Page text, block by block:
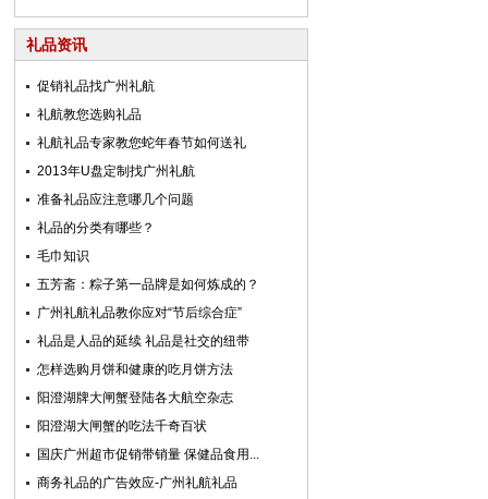
礼品资讯
促销礼品找广州礼航
礼航教您选购礼品
礼航礼品专家教您蛇年春节如何送礼
2013年U盘定制找广州礼航
准备礼品应注意哪几个问题
礼品的分类有哪些？
毛巾知识
五芳斋：粽子第一品牌是如何炼成的？
广州礼航礼品教你应对“节后综合症”
礼品是人品的延续 礼品是社交的纽带
怎样选购月饼和健康的吃月饼方法
阳澄湖牌大闸蟹登陆各大航空杂志
阳澄湖大闸蟹的吃法千奇百状
国庆广州超市促销带销量 保健品食用...
商务礼品的广告效应-广州礼航礼品